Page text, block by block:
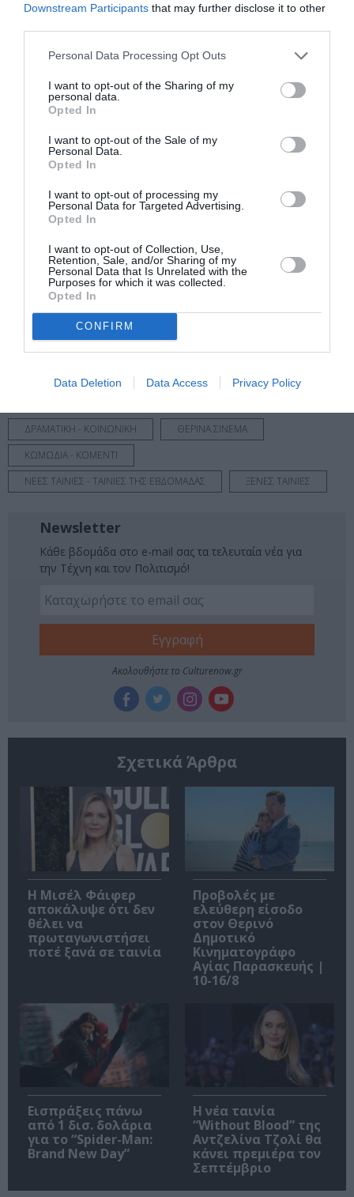
Downstream Participants that may further disclose it to other
Personal Data Processing Opt Outs
I want to opt-out of the Sharing of my
personal data.
Opted In
I want to opt-out of the Sale of my
Personal Data.
Opted In
I want to opt-out of processing my
Personal Data for Targeted Advertising.
Opted In
I want to opt-out of Collection, Use,
Retention, Sale, and/or Sharing of my
Personal Data that Is Unrelated with the
Purposes for which it was collected.
Opted In
CONFIRM
Data Deletion Data Access Privacy Policy
Ταυτότητα
Weirdwave
Ακολουθήστε το Culturenow.gr στο
μάθετε πρώτοι όλες τις ειδήσεις
Δείτε όλα τατελευταία νέα
Πολιτισμό στοCulturenow.gr
Νέοι Διαγωνισμοί❯
ΔΡΑΜΑΤΙΚΗ - ΚΟΙΝΩΝΙΚΗ
ΘΕΡΙΝΑ ΣΙΝΕΜΑ
ΚΩΜΩΔΙΑ - ΚΟΜΕΝΤΙ
ΝΕΕΣ ΤΑΙΝΙΕΣ - ΤΑΙΝΙΕΣ ΤΗΣ ΕΒΔΟΜΑΔΑΣ
ΞΕΝΕΣ ΤΑΙΝΙΕΣ
Newsletter
Κάθε βδομάδα στο e-mail σας τα τελευταία νέα για
την Τέχνη και τον Πολιτισμό!
Ακολουθήστε το Culturenow.gr
Σχετικά Άρθρα
Η Μισέλ Φάιφερ
αποκάλυψε ότι δεν
θέλει να
πρωταγωνιστήσει
ποτέ ξανά σε ταινία
Προβολές με
ελεύθερη είσοδο
στον Θερινό
Δημοτικό
Κινηματογράφο
Αγίας Παρασκευής |
10-16/8
Εισπράξεις πάνω
από 1 δισ. δολάρια
για το “Spider-Man:
Brand New Day”
Η νέα ταινία
“Without Blood” της
Αντζελίνα Τζολί θα
κάνει πρεμιέρα τον
Σεπτέμβριο